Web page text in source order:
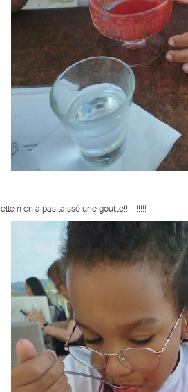
elle n en a pas laissé une goutte!!!!!!!!!!!